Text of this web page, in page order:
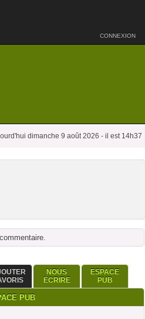
CONNEXION
dimanche 9 août 2026 - il est 14h37
NOUS
ÉCRIRE
ESPACE
PUB
PUB